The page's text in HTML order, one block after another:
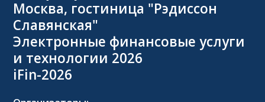
Москва, гостиница "Рэдиссон
Славянская"
Электронные финансовые услуги
и технологии 2026
iFin-2026